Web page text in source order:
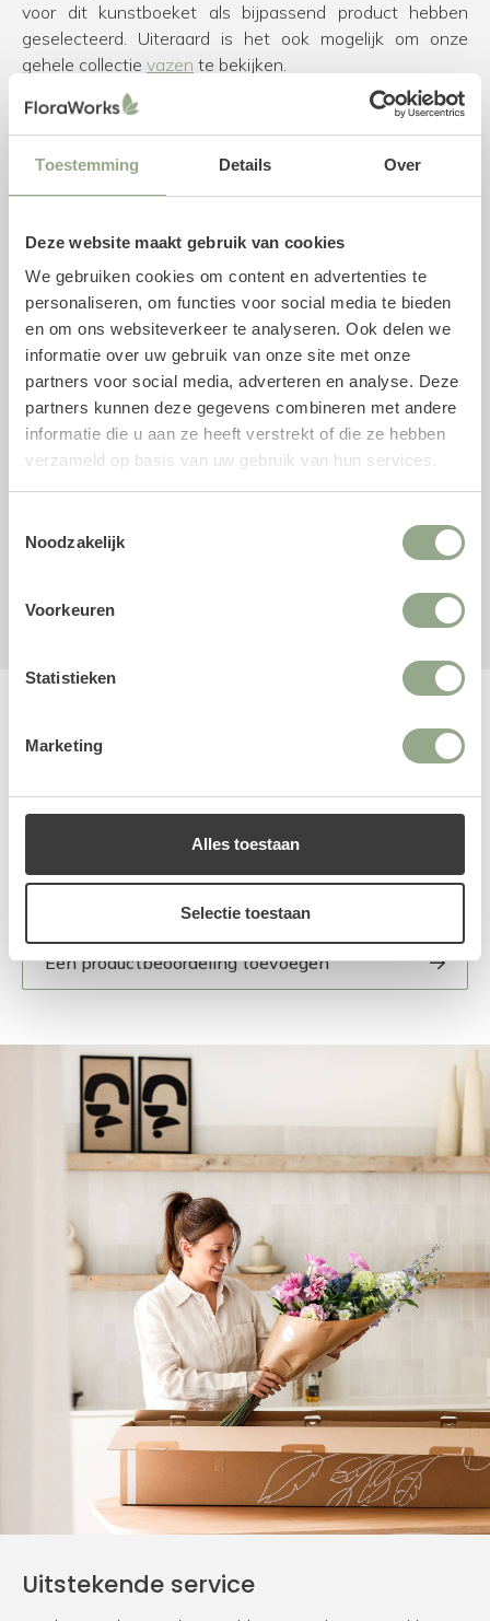
Toestemming Details Over
Deze website maakt gebruik van cookies
We gebruiken cookies om content en advertenties te
personaliseren, om functies voor social media te bieden
en om ons websiteverkeer te analyseren. Ook delen we
informatie over uw gebruik van onze site met onze
partners voor social media, adverteren en analyse. Deze
partners kunnen deze gegevens combineren met andere
informatie die u aan ze heeft verstrekt of die ze hebben
verzameld op basis van uw gebruik van hun services.
Noodzakelijk
Voorkeuren
Statistieken
Marketing
Alles toestaan
Selectie toestaan
voor dit kunstboeket als bijpassend product hebben
geselecteerd. Uiteraard is het ook mogelijk om onze
gehele collectie vazen te bekijken.
Voeg geur toe met parfum voor zijden
bloemen
Met onze unieke parfumsprays
is het mogelijk om de
geur van verse snijbloemen toe te voegen aan jouw
zijden bloemen en biedt naast een natuurgetrouwe geur
een antistatische component, waardoor kunstbloemen
minder stof aantrekken en langer fris blijven.
Upgrade met losse kunstbloemen
Een selectie van de losse kunstbloemen uit zijden boeket
Leni Pearl hebben we als gerelateerd artikel opgenomen.
Zo kun jij het boeket naar jouw eigen smaak aanpassen
Reviews
Een productbeoordeling toevoegen
Uitstekende service